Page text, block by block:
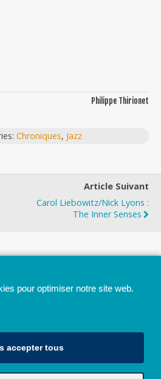
Philippe Thirionet
Chroniques, Jazz
Article Suivant
Carol Liebowitz/Nick Lyons :
The Inner Senses
pour optimiser notre site web.
accepter tous